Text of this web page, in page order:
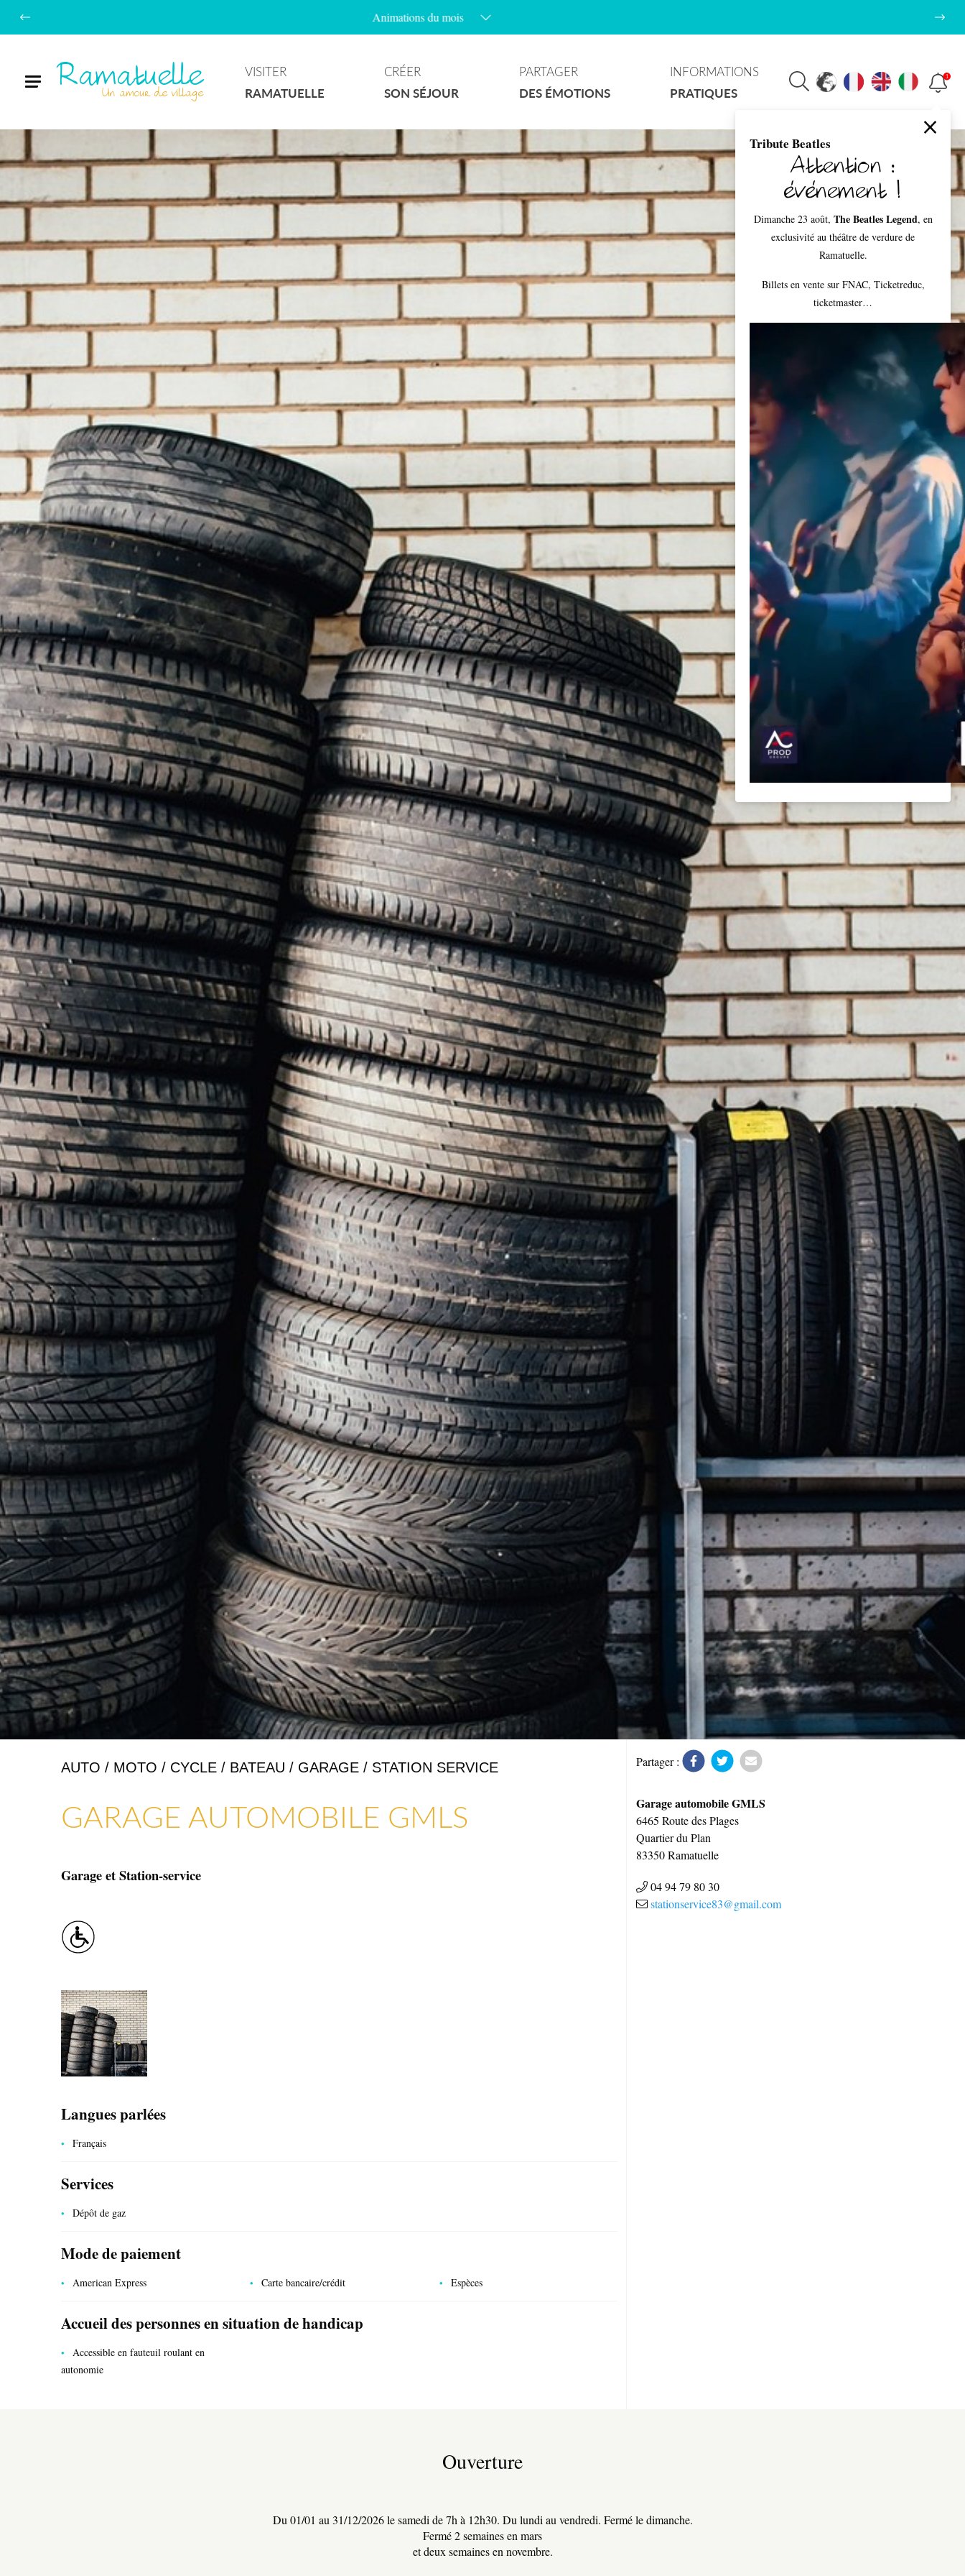
BACK
CÔTÉ MER
CÔTÉ NATURE
BACK
VOTRE OFFICE DE TOURISME
ANIMATIONS
HÉBERGEMENTS
BACK
AIR DE DÉTENTE
CHOEUR DE FESTIVITÉS
SAVEURS LOCALES
BACK
BROCHURES TOURISTIQUES
FORMULAIRE DE CONTACT
VOS QUESTIONS, NOS RÉPONSES
DÉVELOPPEMENT DURABLE
SERVICES PUBLICS
Vos questions, nos réponses
Les chiens sont-ils admis sur les plages ?
Y’a t’il des plages naturistes à Ramatuelle ?
Où puis-je stationner avec mon camping-car ?
Les plages sont-elles surveillées ?
Quelles randonnées puis-je faire à Ramatuelle ?
Y’a-t-il un wifi gratuit au village ?
MenuRamatuelle
Un amour de village
VISITER
RAMATUELLE
CRÉER
SON SÉJOUR
PARTAGER
DES ÉMOTIONS
INFORMATIONS
PRATIQUES
1
Tribute Beatles
Attention :
événement !
Dimanche 23 août, The Beatles Legend, en
exclusivité au théâtre de verdure de
Ramatuelle.
Billets en vente sur FNAC, Ticketreduc,
ticketmaster…
AUTO / MOTO / CYCLE / BATEAU / GARAGE / STATION SERVICE
GARAGE AUTOMOBILE GMLS
Garage et Station-service
Langues parlées
Français
Services
Dépôt de gaz
Mode de paiement
American Express Carte bancaire/crédit Espèces
Accueil des personnes en situation de handicap
Accessible en fauteuil roulant en
autonomie
Partager :
Garage automobile GMLS
6465 Route des Plages
Quartier du Plan
83350 Ramatuelle
04 94 79 80 30
stationservice83@gmail.com
Ouverture
Du 01/01 au 31/12/2026 le samedi de 7h à 12h30. Du lundi au vendredi. Fermé le dimanche.
Fermé 2 semaines en mars
et deux semaines en novembre.